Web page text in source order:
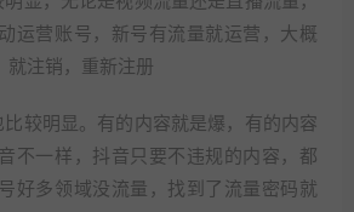
运营账号，新号有流量就运营，大概
就注销，重新注册
较明显。有的内容就是爆，有的内容
不一样，抖音只要不违规的内容，都
好多领域没流量，找到了流量密码就